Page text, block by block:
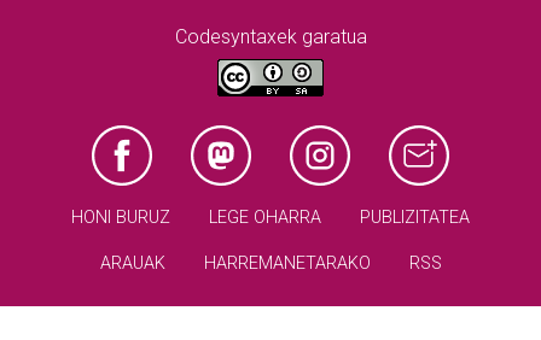
Codesyntaxek garatua
HONI BURUZ LEGE OHARRA PUBLIZITATEA
ARAUAK HARREMANETARAKO RSS